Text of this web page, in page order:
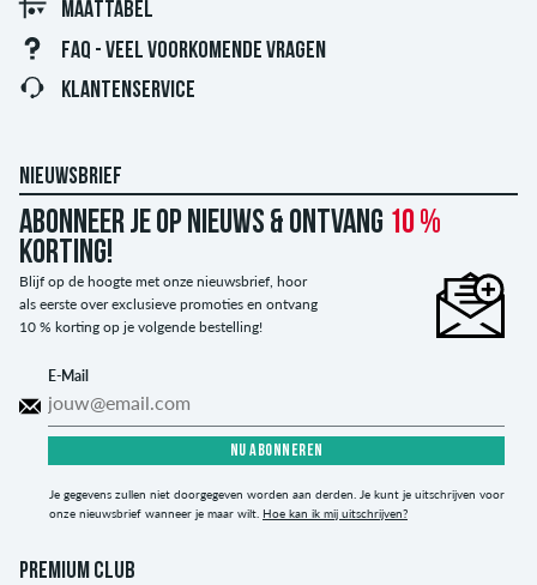
MAATTABEL
FAQ - VEEL VOORKOMENDE VRAGEN
KLANTENSERVICE
NIEUWSBRIEF
Abonneer je op nieuws & ontvang 10 %
korting!
Blijf op de hoogte met onze nieuwsbrief, hoor
als eerste over exclusieve promoties en ontvang
10 % korting op je volgende bestelling!
E-Mail
NU ABONNEREN
Je gegevens zullen niet doorgegeven worden aan derden. Je kunt je uitschrijven voor
onze nieuwsbrief wanneer je maar wilt. Hoe kan ik mij uitschrijven?
PREMIUM CLUB